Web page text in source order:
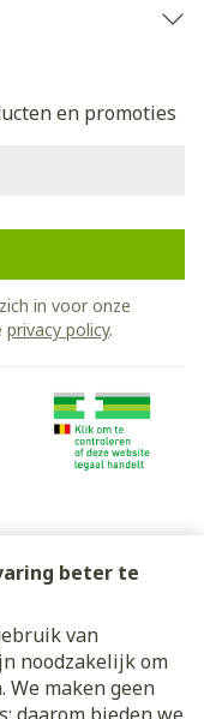
beter te
van
noodzakelijk om
maken geen
en promoties
in voor onze
privacy policy.